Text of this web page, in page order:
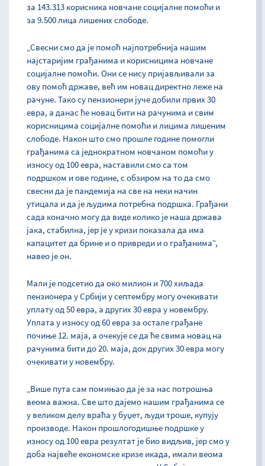
за 143.313 корисника новчане социјалне помоћи и
за 9.500 лица лишених слободе.
„Свесни смо да је помоћ најпотребнија нашим
најстаријим грађанима и корисницима новчане
социјалне помоћи. Они се нису пријављивали за
ову помоћ државе, већ им новац директно леже на
рачуне. Тако су пензионери јуче добили првих 30
евра, а данас ће новац бити на рачунима и свим
корисницима социјалне помоћи и лицима лишеним
слободе. Након што смо прошле године помогли
грађанима са једнократном новчаном помоћи у
износу од 100 евра, наставили смо са том
подршком и ове године, с обзиром на то да смо
свесни да је пандемија на све на неки начин
утицала и да је људима потребна подршка. Грађани
сада коначно могу да виде колико је наша држава
јака, стабилна, јер је у кризи показала да има
капацитет да брине и о привреди и о грађанима“,
навео је он.
Мали је подсетио да око милион и 700 хиљада
пензионера у Србији у септембру могу очекивати
уплату од 50 евра, а других 30 евра у новембру.
Уплата у износу од 60 евра за остале грађане
почиње 12. маја, а очекује се да ће свима новац на
рачунима бити до 20. маја, док других 30 евра могу
очекивати у новембру.
„Више пута сам помињао да је за нас потрошња
веома важна. Све што дајемо нашим грађанима се
у великом делу враћа у буџет, људи троше, купују
производе. Након прошлогодишње подршке у
износу од 100 евра резултат је био видљив, јер смо у
доба највеће економске кризе икада, имали веома